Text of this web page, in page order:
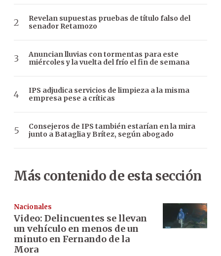
Revelan supuestas pruebas de título falso del
senador Retamozo
Anuncian lluvias con tormentas para este
miércoles y la vuelta del frío el fin de semana
IPS adjudica servicios de limpieza a la misma
empresa pese a críticas
Consejeros de IPS también estarían en la mira
junto a Bataglia y Brítez, según abogado
Más contenido de esta sección
Nacionales
Video: Delincuentes se llevan
un vehículo en menos de un
minuto en Fernando de la
Mora